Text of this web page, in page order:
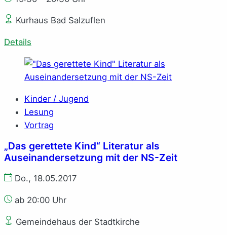
Kurhaus Bad Salzuflen
Details
Kinder / Jugend
Lesung
Vortrag
„Das gerettete Kind“ Literatur als
Auseinandersetzung mit der NS-Zeit
Do., 18.05.2017
ab 20:00 Uhr
Gemeindehaus der Stadtkirche